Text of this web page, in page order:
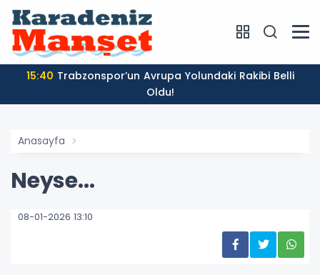
15:40
Oldu!
Anasayfa
Neyse...
08-01-2026 13:10